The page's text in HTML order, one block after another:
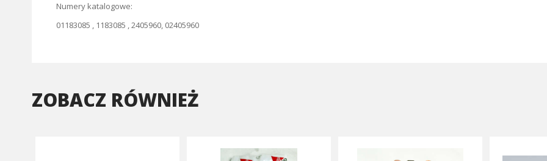
Numery katalogowe:
01183085 , 1183085 , 2405960, 02405960
ZOBACZ RÓWNIEŻ